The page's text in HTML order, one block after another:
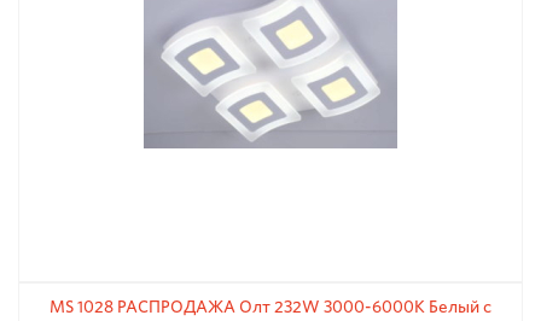
MS 1028 РАСПРОДАЖА Олт 232W 3000-6000К Белый с